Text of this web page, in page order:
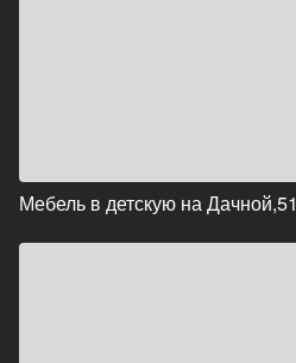
Мебель в детскую на Дачной,51